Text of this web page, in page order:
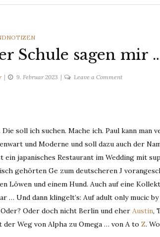
Schule sagen mir
9. Februar 2023 Leave a Commenton
Schule
sagen
mir
soll ich suchen. Mache ich. Paul kann man
und Moderne und soll dazu auch der
ein japanisches Restaurant im Wedding mit
gehörten Ge zum deutscheren J
Löwen und einem Hund. Auch auf eine
Und dann klingelt’s: Auf adult only mucic by
Oder doch nicht Berlin und eher Austin,
Weg von Alpha zu Omega … von A to Z.